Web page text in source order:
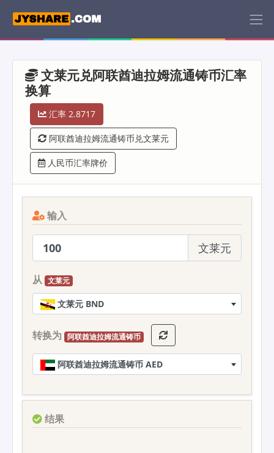
文莱元兑阿联酋迪拉姆流通铸币汇率
换算
汇率 2.8717
阿联酋迪拉姆流通铸币兑文莱元
人民币汇率牌价
输入
文莱元
从 文莱元
文莱元 BND
转换为 阿联酋迪拉姆流通铸币
阿联酋迪拉姆流通铸币 AED
结果